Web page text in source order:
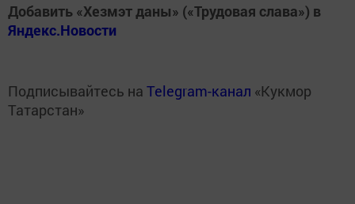
Добавить «Хезмэт даны» («Трудовая слава») в
Яндекс.Новости
Подписывайтесь на Telegram-канал «Кукмор
Татарстан»